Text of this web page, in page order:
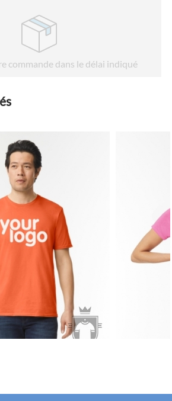
commande dans le délai indiqué